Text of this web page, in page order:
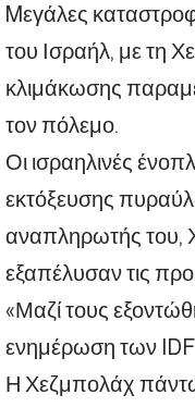
Mεγάλες
του Ισραήλ, με τη
κλιμάκωσης
τον πόλεμο.
Οι ισραηλινές
εκτόξευσης
αναπληρωτής του,
εξαπέλυσαν τις
«Μαζί τους
ενημέρωση των
Η Χεζμπολάχ